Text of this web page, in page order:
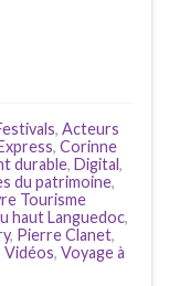
, Acteurs
, Corinne
durable, Digital,
du patrimoine,
Tourisme
haut Languedoc,
, Pierre Clanet,
Vidéos, Voyage à